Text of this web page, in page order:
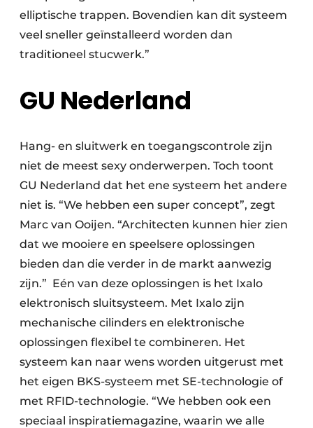
elliptische trappen. Bovendien kan dit systeem
veel sneller geïnstalleerd worden dan
traditioneel stucwerk.”
GU Nederland
Hang- en sluitwerk en toegangscontrole zijn
niet de meest sexy onderwerpen. Toch toont
GU Nederland dat het ene systeem het andere
niet is. “We hebben een super concept”, zegt
Marc van Ooijen. “Architecten kunnen hier zien
dat we mooiere en speelsere oplossingen
bieden dan die verder in de markt aanwezig
zijn.” Eén van deze oplossingen is het Ixalo
elektronisch sluitsysteem. Met Ixalo zijn
mechanische cilinders en elektronische
oplossingen flexibel te combineren. Het
systeem kan naar wens worden uitgerust met
het eigen BKS-systeem met SE-technologie of
met RFID-technologie. “We hebben ook een
speciaal inspiratiemagazine, waarin we alle